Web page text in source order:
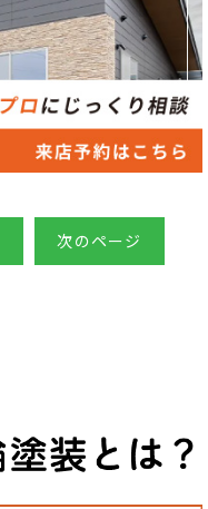
次のページ